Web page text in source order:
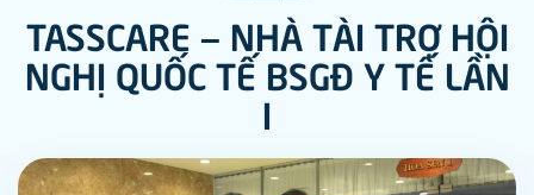
TASSCARE – NHÀ TÀI TRỢ HỘI
NGHỊ QUỐC TẾ BSGĐ Y TẾ LẦN
I